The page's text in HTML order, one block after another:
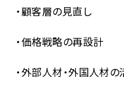
・顧客層の見直し
・価格戦略の再設計
・外部人材・外国人材の